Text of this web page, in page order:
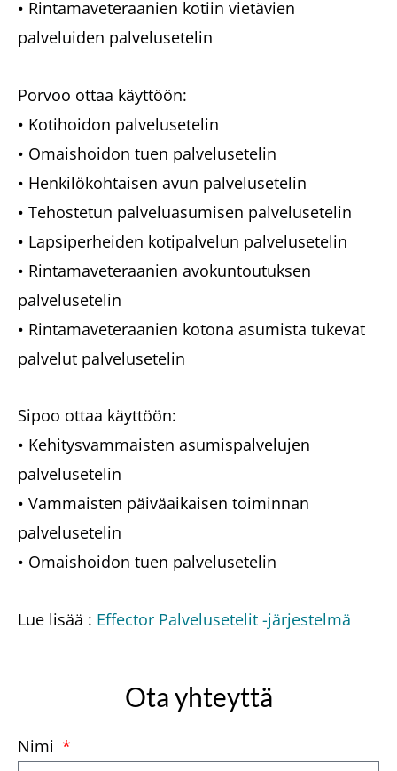
• Rintamaveteraanien kotiin vietävien
palveluiden palvelusetelin
Porvoo ottaa käyttöön:
• Kotihoidon palvelusetelin
• Omaishoidon tuen palvelusetelin
• Henkilökohtaisen avun palvelusetelin
• Tehostetun palveluasumisen palvelusetelin
• Lapsiperheiden kotipalvelun palvelusetelin
• Rintamaveteraanien avokuntoutuksen
palvelusetelin
• Rintamaveteraanien kotona asumista tukevat
palvelut palvelusetelin
Sipoo ottaa käyttöön:
• Kehitysvammaisten asumispalvelujen
palvelusetelin
• Vammaisten päiväaikaisen toiminnan
palvelusetelin
• Omaishoidon tuen palvelusetelin
Lue lisää : Effector Palvelusetelit -järjestelmä
Ota yhteyttä
Nimi